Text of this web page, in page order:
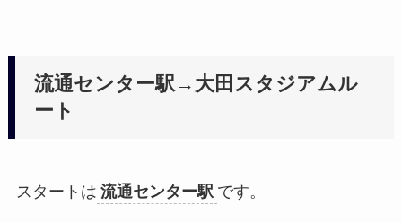
流通センター駅→大田スタジアムル
ート
スタートは 流通センター駅 です。